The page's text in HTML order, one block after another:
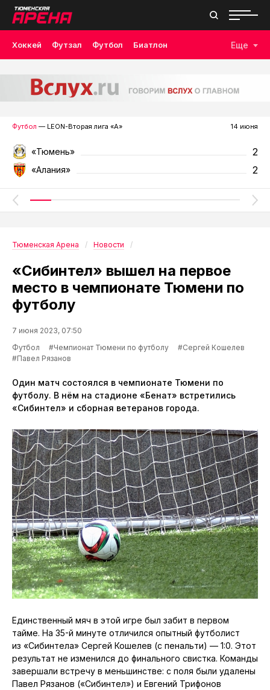
Хоккей Футзал Футбол Биатлон Еще
Футбол — LEON-Вторая лига «А» 14 июня
«Тюмень» 2
«Алания» 2
Тюменская Арена Новости
«Сибинтел» вышел на первое
место в чемпионате Тюмени по
футболу
7 июня 2023, 07:50
Футбол
#Чемпионат Тюмени по футболу
#Сергей Кошелев
#Павел Рязанов
Один матч состоялся в чемпионате Тюмени по
футболу. В нём на стадионе «Бенат» встретились
«Сибинтел» и сборная ветеранов города.
Единственный мяч в этой игре был забит в первом
тайме. На 35-й минуте отличился опытный футболист
из «Сибинтела» Сергей Кошелев (с пенальти) — 1:0. Этот
результат не изменился до финального свистка. Команды
завершали встречу в меньшинстве: с поля были удалены
Павел Рязанов («Сибинтел») и Евгений Трифонов